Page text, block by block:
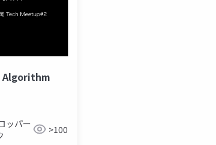
ッパー
>100